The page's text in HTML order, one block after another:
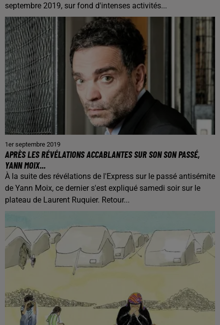
septembre 2019, sur fond d'intenses activités...
1er septembre 2019
APRÈS LES RÉVÉLATIONS ACCABLANTES SUR SON SON PASSÉ,
YANN MOIX...
À la suite des révélations de l'Express sur le passé antisémite
de Yann Moix, ce dernier s'est expliqué samedi soir sur le
plateau de Laurent Ruquier. Retour...